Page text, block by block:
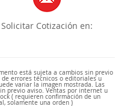
Solicitar Cotización en:
está sujeta a cambios sin previo
de errores técnicos o editoriales u
variar la imagen mostrada. Las
previo aviso. Ventas por internet u
( requieren confirmación de un
solamente una orden )